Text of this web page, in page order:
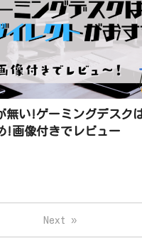
無い!ゲーミングデスク
!画像付きでレビュー
Next »